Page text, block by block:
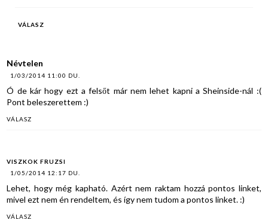
VÁLASZ
Névtelen
1/03/2014 11:00 DU.
Ó de kár hogy ezt a felsőt már nem lehet kapni a Sheinside-nál :(
Pont beleszerettem :)
VÁLASZ
VISZKOK FRUZSI
1/05/2014 12:17 DU.
Lehet, hogy még kapható. Azért nem raktam hozzá pontos linket,
mivel ezt nem én rendeltem, és így nem tudom a pontos linket. :)
VÁLASZ